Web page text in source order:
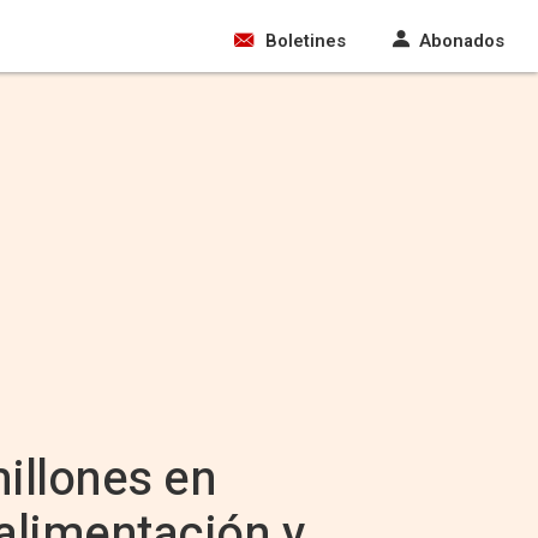
Boletines Abonados
en